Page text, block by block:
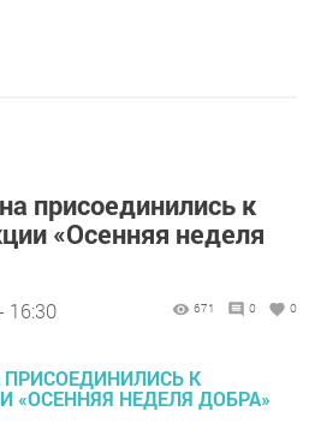
присоединились к
«Осенняя неделя
16:30 671 0 0